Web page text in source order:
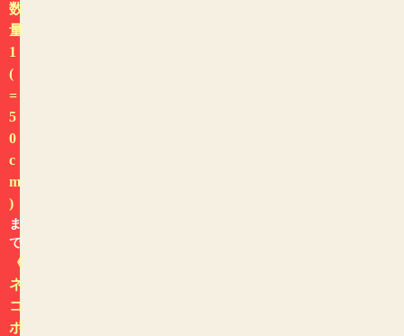
数
量
1
(
=
5
0
c
m
)
ま
で
《
ネ
コ
ポ